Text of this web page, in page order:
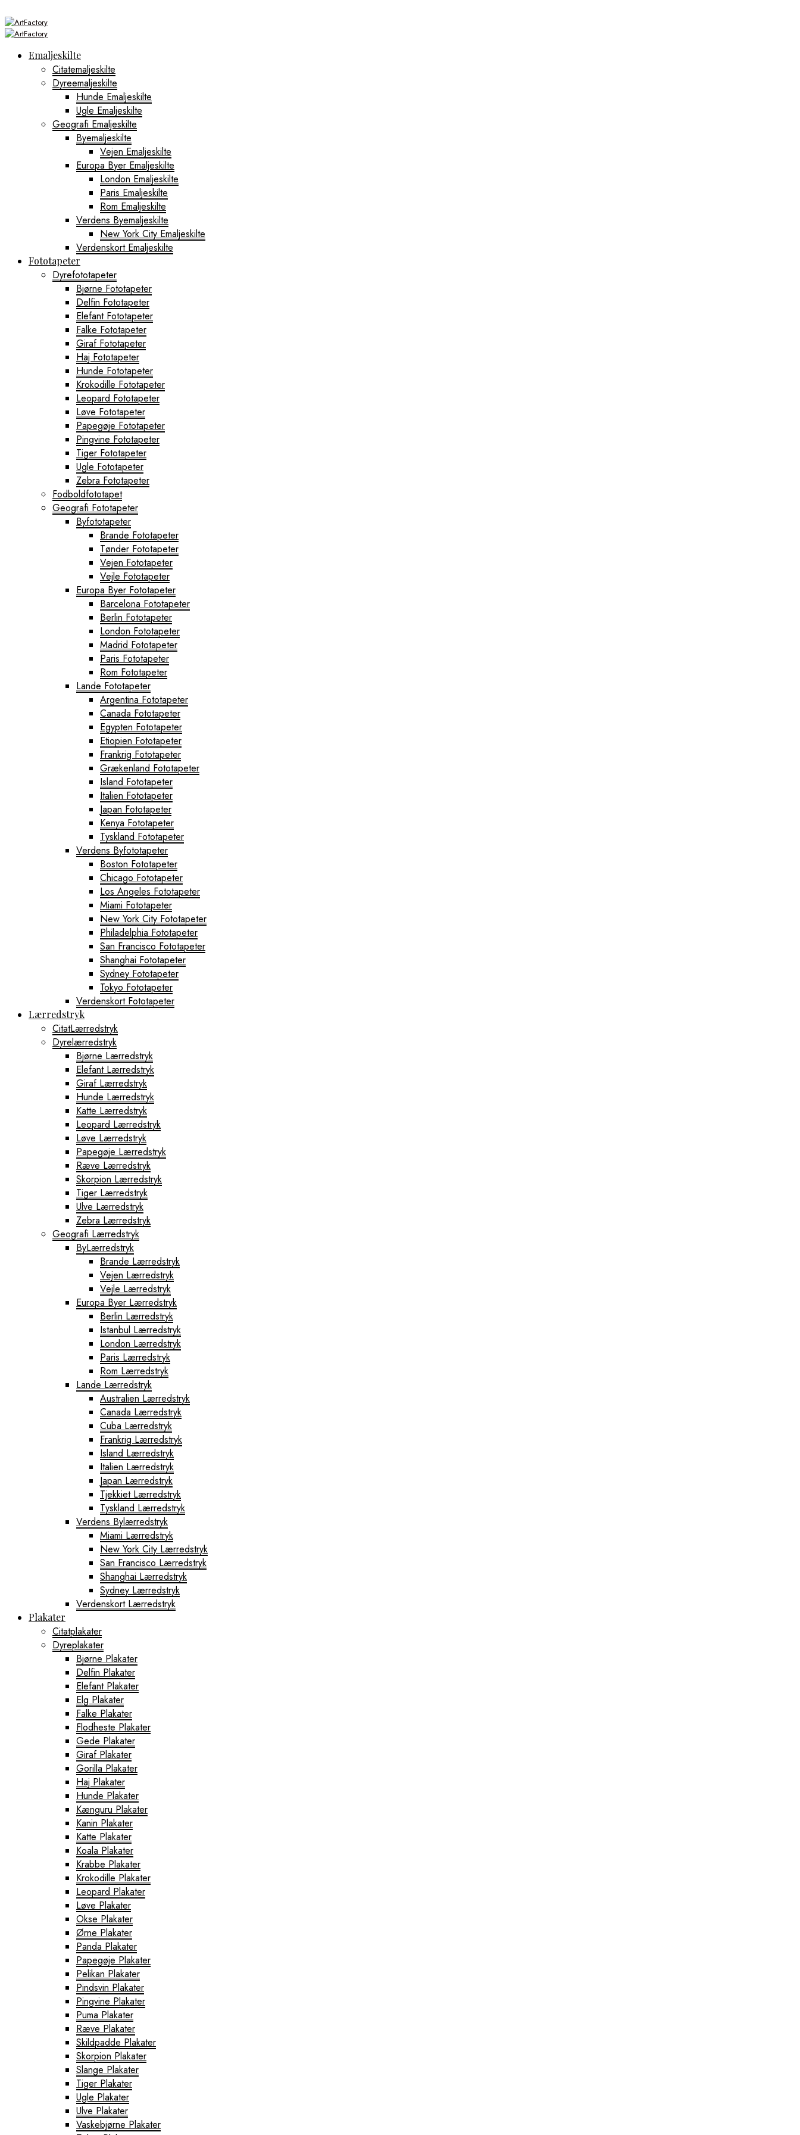
Emaljeskilte
Citatemaljeskilte
Dyreemaljeskilte
Hunde Emaljeskilte
Ugle Emaljeskilte
Geografi Emaljeskilte
Byemaljeskilte
Vejen Emaljeskilte
Europa Byer Emaljeskilte
London Emaljeskilte
Paris Emaljeskilte
Rom Emaljeskilte
Verdens Byemaljeskilte
New York City Emaljeskilte
Verdenskort Emaljeskilte
Fototapeter
Dyrefototapeter
Bjørne Fototapeter
Delfin Fototapeter
Elefant Fototapeter
Falke Fototapeter
Giraf Fototapeter
Haj Fototapeter
Hunde Fototapeter
Krokodille Fototapeter
Leopard Fototapeter
Løve Fototapeter
Papegøje Fototapeter
Pingvine Fototapeter
Tiger Fototapeter
Ugle Fototapeter
Zebra Fototapeter
Fodboldfototapet
Geografi Fototapeter
Byfototapeter
Brande Fototapeter
Tønder Fototapeter
Vejen Fototapeter
Vejle Fototapeter
Europa Byer Fototapeter
Barcelona Fototapeter
Berlin Fototapeter
London Fototapeter
Madrid Fototapeter
Paris Fototapeter
Rom Fototapeter
Lande Fototapeter
Argentina Fototapeter
Canada Fototapeter
Egypten Fototapeter
Etiopien Fototapeter
Frankrig Fototapeter
Grækenland Fototapeter
Island Fototapeter
Italien Fototapeter
Japan Fototapeter
Kenya Fototapeter
Tyskland Fototapeter
Verdens Byfototapeter
Boston Fototapeter
Chicago Fototapeter
Los Angeles Fototapeter
Miami Fototapeter
New York City Fototapeter
Philadelphia Fototapeter
San Francisco Fototapeter
Shanghai Fototapeter
Sydney Fototapeter
Tokyo Fototapeter
Verdenskort Fototapeter
Lærredstryk
CitatLærredstryk
Dyrelærredstryk
Bjørne Lærredstryk
Elefant Lærredstryk
Giraf Lærredstryk
Hunde Lærredstryk
Katte Lærredstryk
Leopard Lærredstryk
Løve Lærredstryk
Papegøje Lærredstryk
Ræve Lærredstryk
Skorpion Lærredstryk
Tiger Lærredstryk
Ulve Lærredstryk
Zebra Lærredstryk
Geografi Lærredstryk
ByLærredstryk
Brande Lærredstryk
Vejen Lærredstryk
Vejle Lærredstryk
Europa Byer Lærredstryk
Berlin Lærredstryk
Istanbul Lærredstryk
London Lærredstryk
Paris Lærredstryk
Rom Lærredstryk
Lande Lærredstryk
Australien Lærredstryk
Canada Lærredstryk
Cuba Lærredstryk
Frankrig Lærredstryk
Island Lærredstryk
Italien Lærredstryk
Japan Lærredstryk
Tjekkiet Lærredstryk
Tyskland Lærredstryk
Verdens Bylærredstryk
Miami Lærredstryk
New York City Lærredstryk
San Francisco Lærredstryk
Shanghai Lærredstryk
Sydney Lærredstryk
Verdenskort Lærredstryk
Plakater
Citatplakater
Dyreplakater
Bjørne Plakater
Delfin Plakater
Elefant Plakater
Elg Plakater
Falke Plakater
Flodheste Plakater
Gede Plakater
Giraf Plakater
Gorilla Plakater
Haj Plakater
Hunde Plakater
Kænguru Plakater
Kanin Plakater
Katte Plakater
Koala Plakater
Krabbe Plakater
Krokodille Plakater
Leopard Plakater
Løve Plakater
Okse Plakater
Ørne Plakater
Panda Plakater
Papegøje Plakater
Pelikan Plakater
Pindsvin Plakater
Pingvine Plakater
Puma Plakater
Ræve Plakater
Skildpadde Plakater
Skorpion Plakater
Slange Plakater
Tiger Plakater
Ugle Plakater
Ulve Plakater
Vaskebjørne Plakater